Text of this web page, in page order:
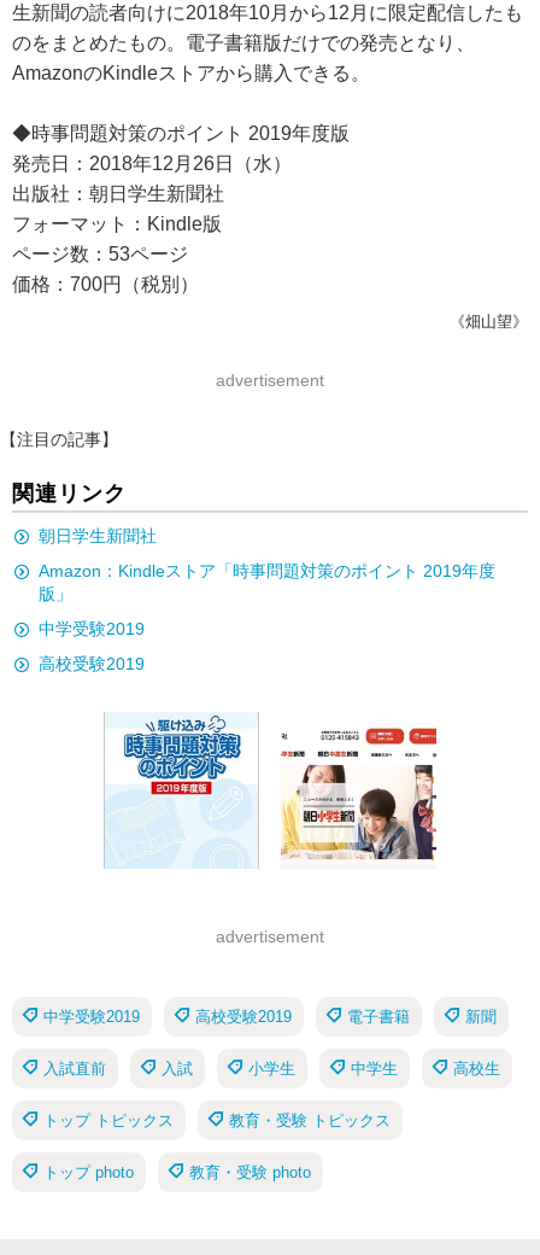
生新聞の読者向けに2018年10月から12月に限定配信したも
のをまとめたもの。電子書籍版だけでの発売となり、
AmazonのKindleストアから購入できる。
◆時事問題対策のポイント 2019年度版
発売日：2018年12月26日（水）
出版社：朝日学生新聞社
フォーマット：Kindle版
ページ数：53ページ
価格：700円（税別）
《畑山望》
advertisement
【注目の記事】
関連リンク
朝日学生新聞社
Amazon：Kindleストア「時事問題対策のポイント 2019年度
版」
中学受験2019
高校受験2019
advertisement
中学受験2019 高校受験2019 電子書籍 新聞
入試直前 入試 小学生 中学生 高校生
トップ トピックス 教育・受験 トピックス
トップ photo 教育・受験 photo